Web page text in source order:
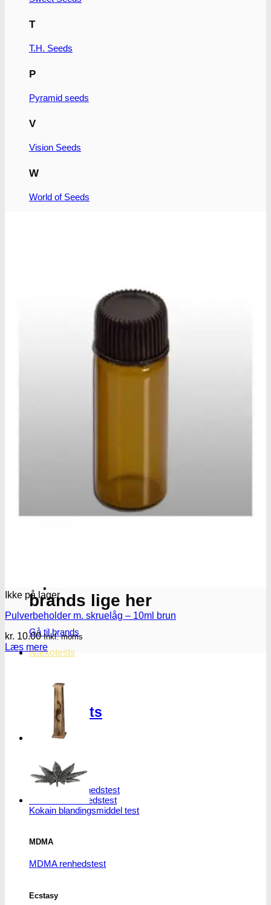
T
T.H. Seeds
P
Pyramid seeds
V
Vision Seeds
W
World of Seeds
brands lige her
Gå til brands
Narkotests
Narkotests
Kokain Tests
Kokain renhedhedstest
Crack renhedhedstest
Kokain blandingsmiddel test
MDMA
MDMA renhedstest
Ecstasy
Ikke på lager
Pulverbeholder m. skruelåg – 10ml brun
kr. 10.00 Inkl. moms
Læs mere